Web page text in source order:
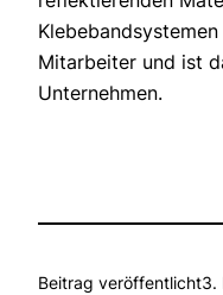
Mitarbeiter und ist
Unternehmen.
Beitrag veröffentlicht3.